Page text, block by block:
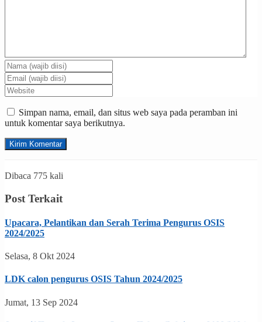
Simpan nama, email, dan situs web saya pada peramban ini
untuk komentar saya berikutnya.
Dibaca 775 kali
Post Terkait
Upacara, Pelantikan dan Serah Terima Pengurus OSIS
2024/2025
Selasa, 8 Okt 2024
LDK calon pengurus OSIS Tahun 2024/2025
Jumat, 13 Sep 2024